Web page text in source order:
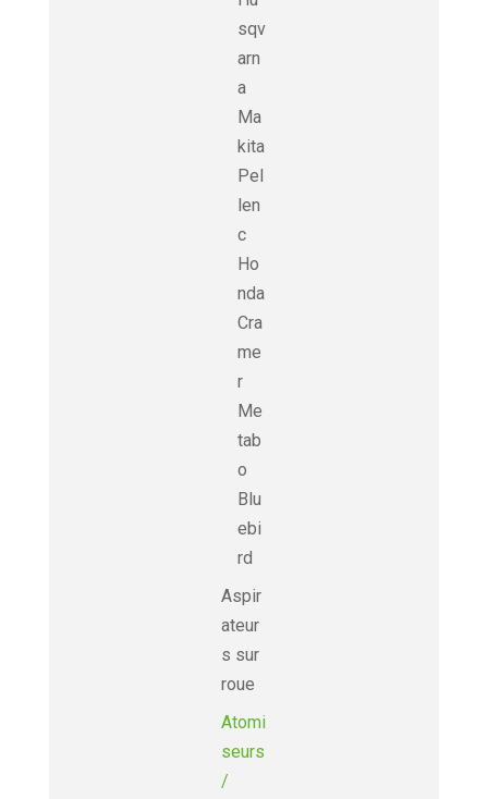
sqv
arn
a
Ma
kita
Pel
len
c
Ho
nda
Cra
me
r
Me
tab
o
Blu
ebi
rd
Aspir
ateur
s sur
roue
Atomi
seurs
/